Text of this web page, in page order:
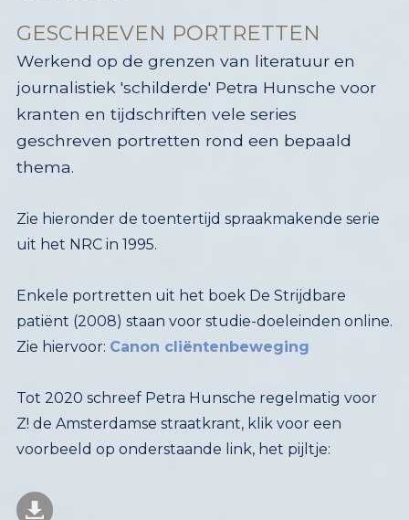
GESCHREVEN PORTRETTEN
Werkend op de grenzen van literatuur en
journalistiek 'schilderde' Petra Hunsche voor
kranten en tijdschriften vele series
geschreven portretten rond een bepaald
thema.
Zie hieronder de toentertijd spraakmakende serie
uit het NRC in 1995.
Enkele portretten uit het boek De Strijdbare
patiënt (2008) staan voor studie-doeleinden online.
Zie hiervoor: Canon cliëntenbeweging
Tot 2020 schreef Petra Hunsche regelmatig voor
Z! de Amsterdamse straatkrant, klik voor een
voorbeeld op onderstaande link, het pijltje: